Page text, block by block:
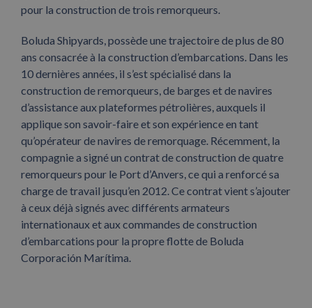
pour la construction de trois remorqueurs.
Boluda Shipyards, possède une trajectoire de plus de 80
ans consacrée à la construction d’embarcations. Dans les
10 dernières années, il s’est spécialisé dans la
construction de remorqueurs, de barges et de navires
d’assistance aux plateformes pétrolières, auxquels il
applique son savoir-faire et son expérience en tant
qu’opérateur de navires de remorquage. Récemment, la
compagnie a signé un contrat de construction de quatre
remorqueurs pour le Port d’Anvers, ce qui a renforcé sa
charge de travail jusqu’en 2012. Ce contrat vient s’ajouter
à ceux déjà signés avec différents armateurs
internationaux et aux commandes de construction
d’embarcations pour la propre flotte de Boluda
Corporación Marítima.